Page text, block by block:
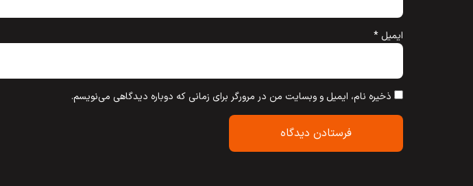
ایمیل *
ذخیره نام، ایمیل و وبسایت من در مرورگر برای زمانی که دوباره دیدگاهی می‌نویسم.